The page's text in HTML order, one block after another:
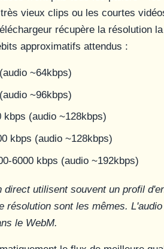
vieux clips ou les courtes
récupère la résolution
approximatifs attendus :
~64kbps)
~96kbps)
(audio ~128kbps)
kbps (audio ~128kbps)
6000 kbps (audio ~192kbps)
utilisent souvent un profil
résolution sont les mêmes.
le WebM.